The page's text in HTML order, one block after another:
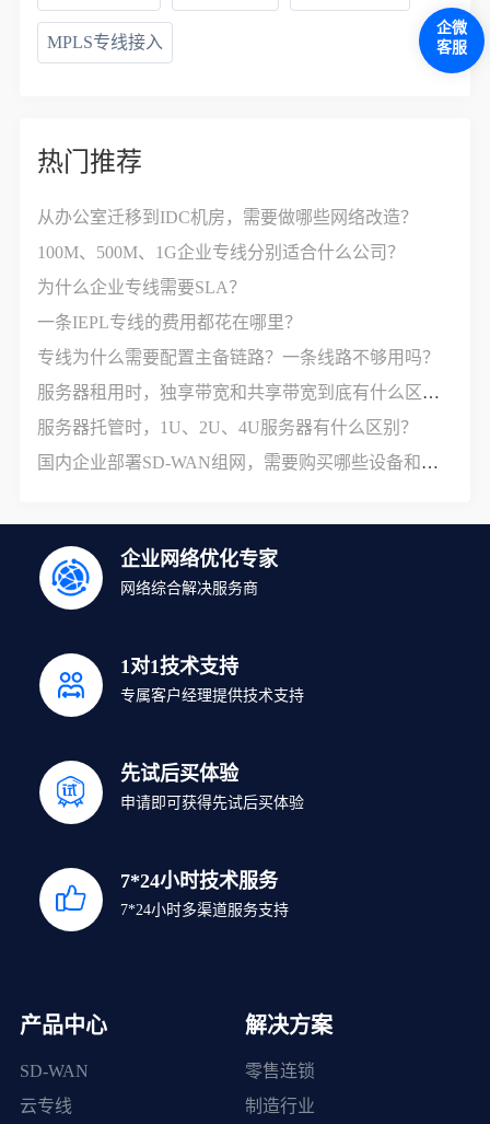
MPLS专线接入
热门推荐
从办公室迁移到IDC机房，需要做哪些网络改造？
100M、500M、1G企业专线分别适合什么公司？
为什么企业专线需要SLA？
一条IEPL专线的费用都花在哪里？
专线为什么需要配置主备链路？一条线路不够用吗？
服务器租用时，独享带宽和共享带宽到底有什么区别？
服务器托管时，1U、2U、4U服务器有什么区别？
国内企业部署SD-WAN组网，需要购买哪些设备和服务？
企业网络优化专家
网络综合解决服务商
1对1技术支持
专属客户经理提供技术支持
先试后买体验
申请即可获得先试后买体验
7*24小时技术服务
7*24小时多渠道服务支持
产品中心
SD-WAN
云专线
解决方案
零售连锁
制造行业
企微
客服